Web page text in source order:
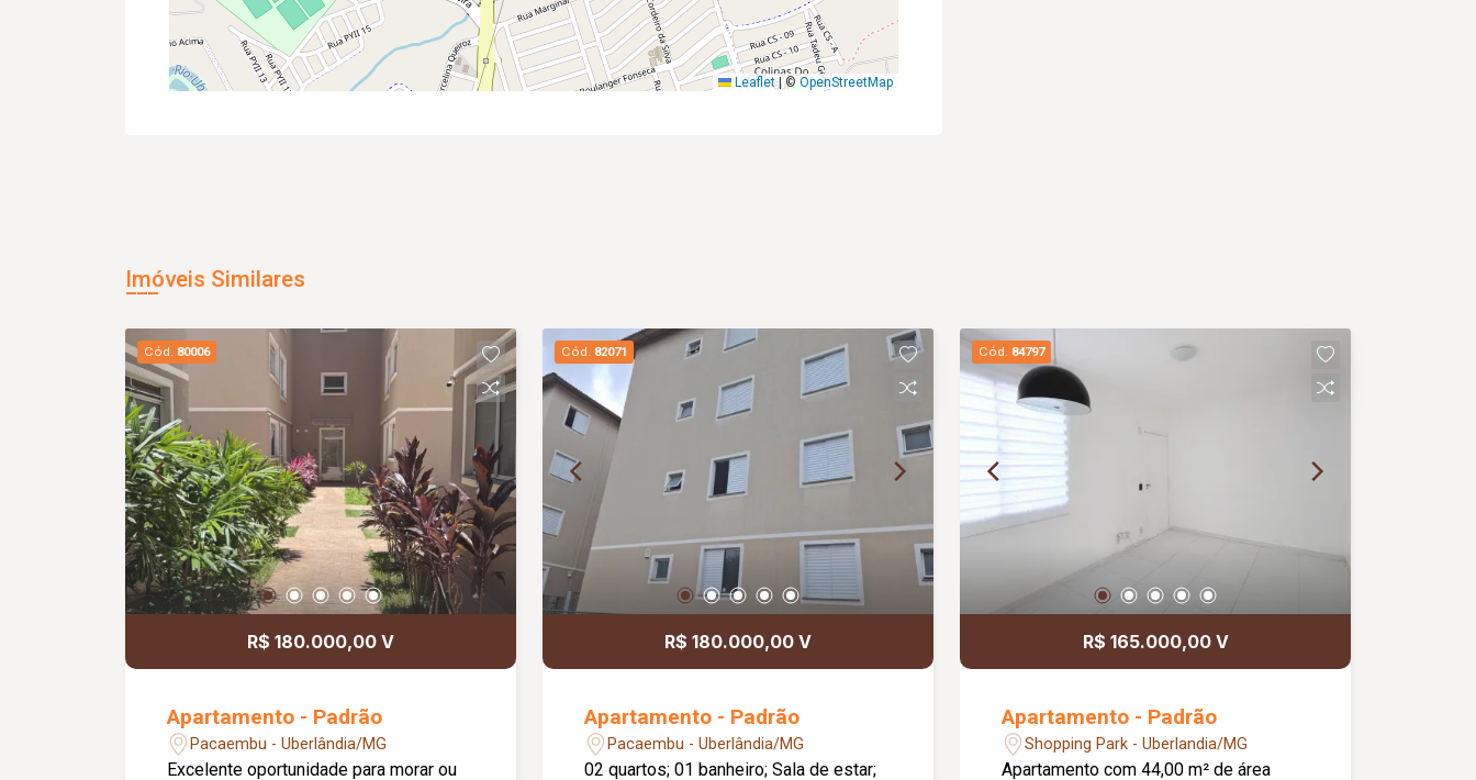
Leaflet | © OpenStreetMap
Imóveis Similares
Cód. 80006
R$ 180.000,00 V
Apartamento - Padrão
Pacaembu - Uberlândia/MG
Excelente oportunidade para morar ou
Cód. 82071
R$ 180.000,00 V
Apartamento - Padrão
Pacaembu - Uberlândia/MG
02 quartos; 01 banheiro; Sala de estar;
Cód. 84797
R$ 165.000,00 V
Apartamento - Padrão
Shopping Park - Uberlandia/MG
Apartamento com 44,00 m² de área